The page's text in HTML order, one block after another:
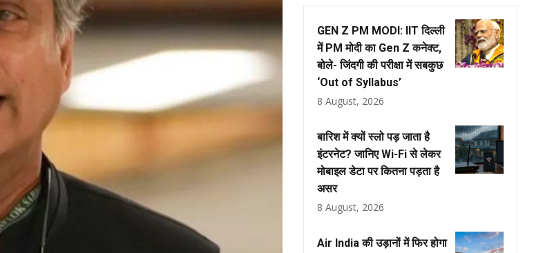
GEN Z PM MODI: IIT दिल्ली
में PM मोदी का Gen Z कनेक्ट,
बोले- जिंदगी की परीक्षा में सबकुछ
‘Out of Syllabus’
8 August, 2026
बारिश में क्यों स्लो पड़ जाता है
इंटरनेट? जानिए Wi-Fi से लेकर
मोबाइल डेटा पर कितना पड़ता है
असर
8 August, 2026
Air India की उड़ानों में फिर होगा